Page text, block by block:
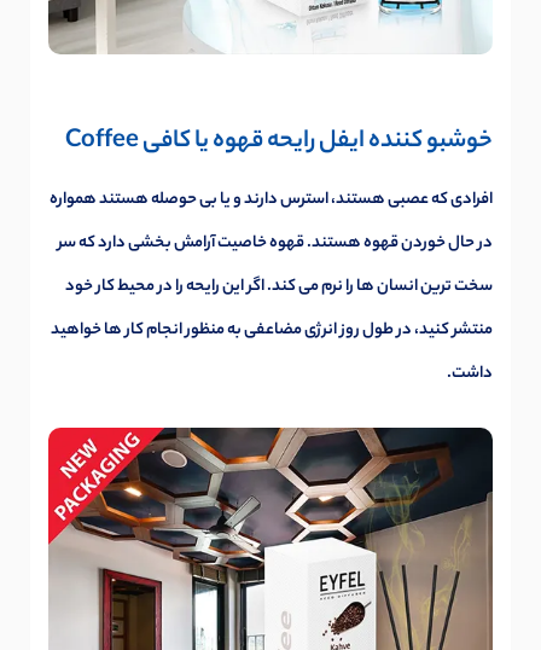
خوشبو کننده ایفل رایحه قهوه یا کافی Coffee
افرادی که عصبی هستند، استرس دارند و یا بی حوصله هستند همواره
در حال خوردن قهوه هستند. قهوه خاصیت آرامش بخشی دارد که سر
سخت ترین انسان ها را نرم می کند. اگر این رایحه را در محیط کار خود
منتشر کنید، در طول روز انرژی مضاعفی به منظور انجام کار ها خواهید
داشت.